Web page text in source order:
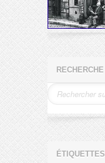
RECHERCHE
ÉTIQUETTES